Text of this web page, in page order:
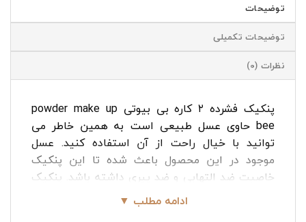
توضیحات
توضیحات تکمیلی
نظرات (0)
پنکیک فشرده ۲ کاره بی بیوتی powder make up
bee حاوی عسل طبیعی است به همین خاطر می
توانید با خیال راحت از آن استفاده کنید. عسل
موجود در این محصول باعث شده تا این پنکیک
خاصیت ضد التهابی و ضد پیری داشته باشد. پنکیک
بی بیوتی ماندگاری طولانی دارد و فاقد پودر تالک،
مواد حساسیت زا، عطر و پارابن است.
ادامه مطلب ▼